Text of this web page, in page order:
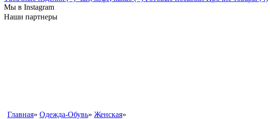
Мы в Instagram
Наши партнеры
Главная» Одежда-Обувь» Женская»